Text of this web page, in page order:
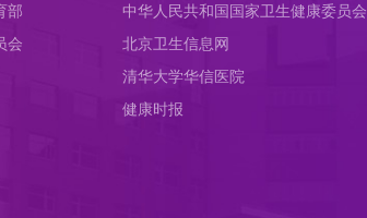
部
中华人民共和国国家卫生健康委员会
会
北京卫生信息网
清华大学华信医院
健康时报